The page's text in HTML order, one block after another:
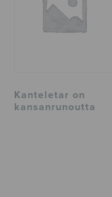
Kanteletar on
kansanrunoutta